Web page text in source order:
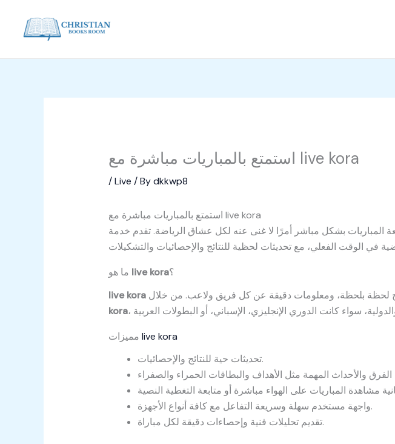
content
استمتع بالمباريات مباشرة مع live kora
/Live / Bydkkwp8
استمتع بالمباريات مباشرة مع live kora
live kora؟
live kora
kora
live kora
تحديثات حية للنتائج والإحصائيات.
واجهة مستخدم سهلة وسريعة التفاعل مع كافة أنواع الأجهزة.
تقديم تحليلات فنية وإحصاءات دقيقة لكل مباراة.